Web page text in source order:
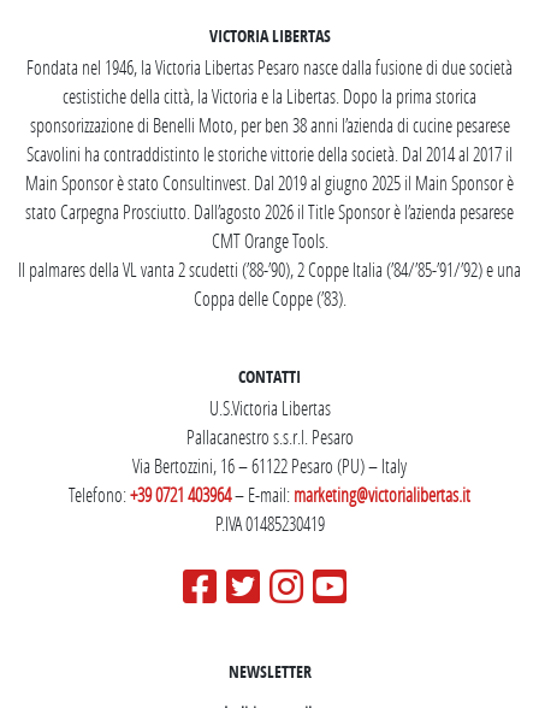
VICTORIA LIBERTAS
Fondata nel 1946, la Victoria Libertas Pesaro nasce dalla fusione di due società
cestistiche della città, la Victoria e la Libertas. Dopo la prima storica
sponsorizzazione di Benelli Moto, per ben 38 anni l’azienda di cucine pesarese
Scavolini ha contraddistinto le storiche vittorie della società. Dal 2014 al 2017 il
Main Sponsor è stato Consultinvest. Dal 2019 al giugno 2025 il Main Sponsor è
stato Carpegna Prosciutto. Dall’agosto 2026 il Title Sponsor è l’azienda pesarese
CMT Orange Tools.
Il palmares della VL vanta 2 scudetti (’88-’90), 2 Coppe Italia (’84/’85-’91/’92) e una
Coppa delle Coppe (’83).
CONTATTI
U.S.Victoria Libertas
Pallacanestro s.s.r.l. Pesaro
Via Bertozzini, 16 – 61122 Pesaro (PU) – Italy
Telefono:+39 0721 403964– E-mail:marketing@victorialibertas.it
P.IVA 01485230419
NEWSLETTER